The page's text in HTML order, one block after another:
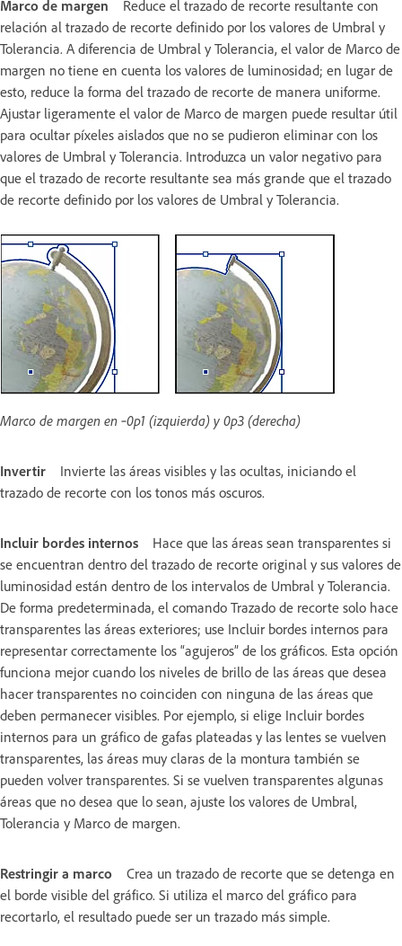
Marco de margen
Reduce el trazado de recorte resultante con
relación al trazado de recorte definido por los valores de Umbral y
Tolerancia. A diferencia de Umbral y Tolerancia, el valor de Marco de
margen no tiene en cuenta los valores de luminosidad; en lugar de
esto, reduce la forma del trazado de recorte de manera uniforme.
Ajustar ligeramente el valor de Marco de margen puede resultar útil
para ocultar píxeles aislados que no se pudieron eliminar con los
valores de Umbral y Tolerancia. Introduzca un valor negativo para
que el trazado de recorte resultante sea más grande que el trazado
de recorte definido por los valores de Umbral y Tolerancia.
Marco de margen en ‑0p1 (izquierda) y 0p3 (derecha)
Invertir
Invierte las áreas visibles y las ocultas, iniciando el
trazado de recorte con los tonos más oscuros.
Incluir bordes internos
Hace que las áreas sean transparentes si
se encuentran dentro del trazado de recorte original y sus valores de
luminosidad están dentro de los intervalos de Umbral y Tolerancia.
De forma predeterminada, el comando Trazado de recorte solo hace
transparentes las áreas exteriores; use Incluir bordes internos para
representar correctamente los “agujeros” de los gráficos. Esta opción
funciona mejor cuando los niveles de brillo de las áreas que desea
hacer transparentes no coinciden con ninguna de las áreas que
deben permanecer visibles. Por ejemplo, si elige Incluir bordes
internos para un gráfico de gafas plateadas y las lentes se vuelven
transparentes, las áreas muy claras de la montura también se
pueden volver transparentes. Si se vuelven transparentes algunas
áreas que no desea que lo sean, ajuste los valores de Umbral,
Tolerancia y Marco de margen.
Restringir a marco
Crea un trazado de recorte que se detenga en
el borde visible del gráfico. Si utiliza el marco del gráfico para
recortarlo, el resultado puede ser un trazado más simple.